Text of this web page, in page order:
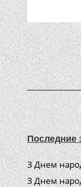
Последние
З Днем
З Днем